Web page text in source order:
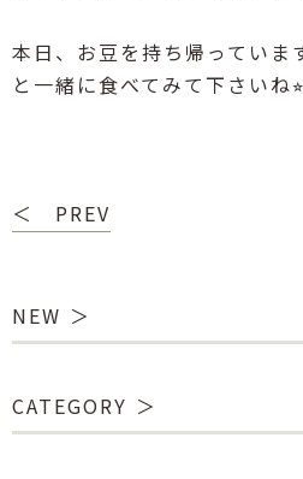
本日、お豆を持ち帰っていま
と一緒に食べてみて下さいね⭐︎
＜ PREV
NEW
CATEGORY